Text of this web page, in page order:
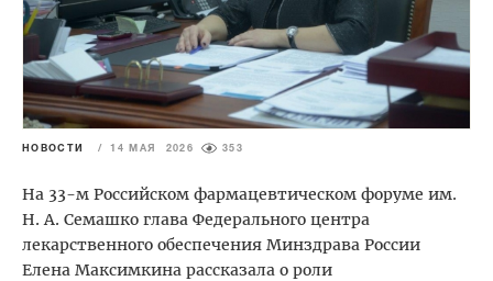
НОВОСТИ / 14 МАЯ 2026 353
На 33-м Российском фармацевтическом форуме им.
Н. А. Семашко глава Федерального центра
лекарственного обеспечения Минздрава России
Елена Максимкина рассказала о роли